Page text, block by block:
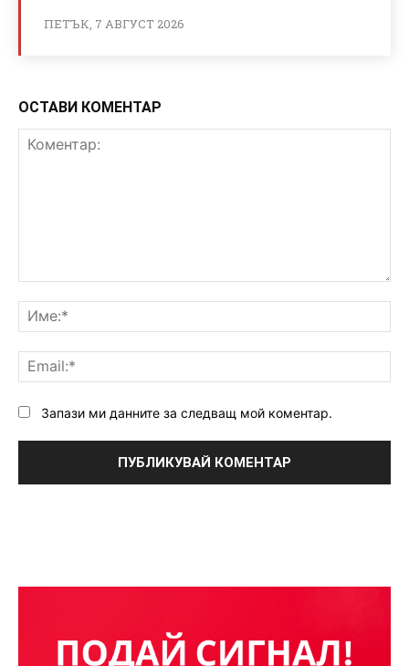
ПЕТЪК, 7 АВГУСТ 2026
ОСТАВИ КОМЕНТАР
Запази ми данните за следващ мой коментар.